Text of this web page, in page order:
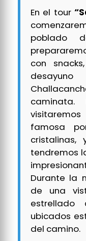
En el tour
poblado
con
caminata.
famosa
tendremos
Durante la
de una
estrellado
ubicados
del camino.